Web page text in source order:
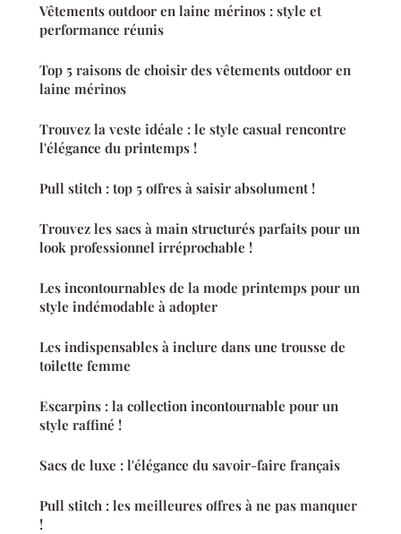
Vêtements outdoor en laine mérinos : style et
performance réunis
Top 5 raisons de choisir des vêtements outdoor en
laine mérinos
Trouvez la veste idéale : le style casual rencontre
l'élégance du printemps !
Pull stitch : top 5 offres à saisir absolument !
Trouvez les sacs à main structurés parfaits pour un
look professionnel irréprochable !
Les incontournables de la mode printemps pour un
style indémodable à adopter
Les indispensables à inclure dans une trousse de
toilette femme
Escarpins : la collection incontournable pour un
style raffiné !
Sacs de luxe : l'élégance du savoir-faire français
Pull stitch : les meilleures offres à ne pas manquer
!